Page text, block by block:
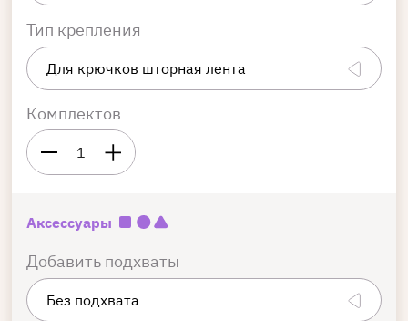
Тип крепления
Комплектов
1
Аксессуары
Добавить подхваты